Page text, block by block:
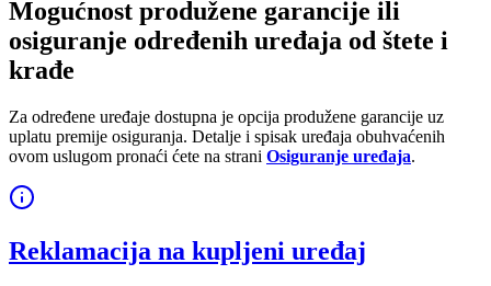
Mogućnost produžene garancije ili
osiguranje određenih uređaja od štete i
krađe
Za određene uređaje dostupna je opcija produžene garancije uz
uplatu premije osiguranja. Detalje i spisak uređaja obuhvaćenih
ovom uslugom pronaći ćete na strani Osiguranje uređaja.
Reklamacija na kupljeni uređaj